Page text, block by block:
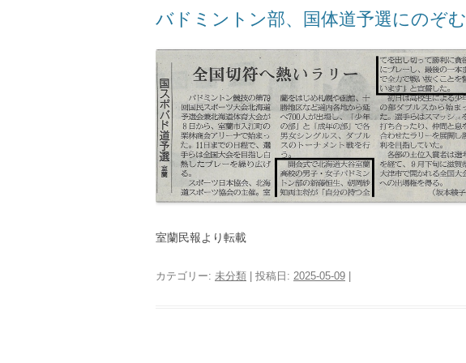
バドミントン部、国体道予選にのぞむ
室蘭民報より転載
カテゴリー: 未分類 | 投稿日: 2025-05-09